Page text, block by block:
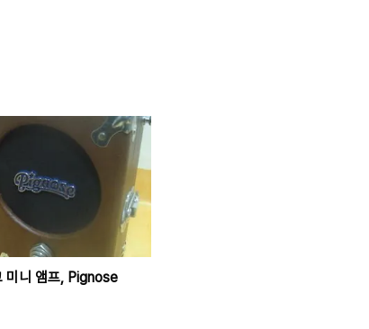
미니 앰프, Pignose